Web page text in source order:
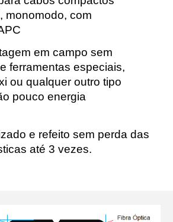
monomodo, com
em campo sem
ferramentas especiais,
ou qualquer outro tipo
pouco energia
e refeito sem perda das
até3 vezes.